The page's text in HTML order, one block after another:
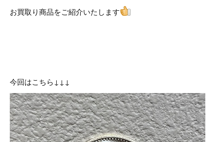
お買取り商品をご紹介いたします
今回はこちら↓↓↓